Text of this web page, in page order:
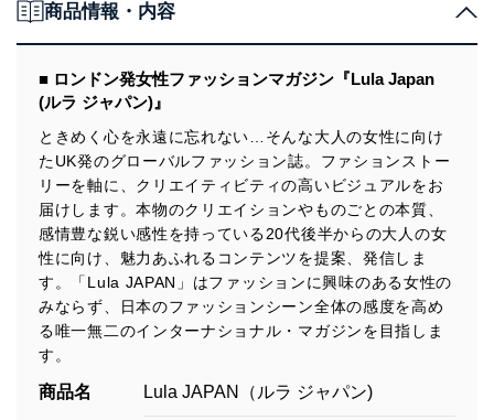
商品情報・内容
■ ロンドン発女性ファッションマガジン『Lula Japan
(ルラ ジャパン)』
ときめく心を永遠に忘れない…そんな大人の女性に向け
たUK発のグローバルファッション誌。ファションストー
リーを軸に、クリエイティビティの高いビジュアルをお
届けします。本物のクリエイションやものごとの本質、
感情豊な鋭い感性を持っている20代後半からの大人の女
性に向け、魅力あふれるコンテンツを提案、発信しま
す。「Lula JAPAN」はファッションに興味のある女性の
みならず、日本のファッションシーン全体の感度を高め
る唯一無二のインターナショナル・マガジンを目指しま
す。
商品名 Lula JAPAN（ルラ ジャパン)